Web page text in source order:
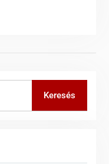
Keresés